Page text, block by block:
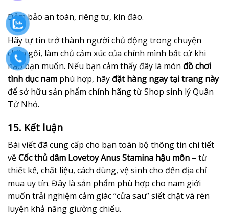
Đảm bảo an toàn, riêng tư, kín đáo.
Hãy tự tin trở thành người chủ động trong chuyện
chăn gối, làm chủ cảm xúc của chính mình bất cứ khi
nào bạn muốn. Nếu bạn cảm thấy đây là món đồ chơi
tình dục nam phù hợp, hãyđặt hàng ngay tại trang này
để sở hữu sản phẩm chính hãng từ Shop sinh lý Quân
Tử Nhỏ.
15. Kết luận
Bài viết đã cung cấp cho bạn toàn bộ thông tin chi tiết
vềCốc thủ dâm Lovetoy Anus Stamina hậu môn – từ
thiết kế, chất liệu, cách dùng, vệ sinh cho đến địa chỉ
mua uy tín. Đây là sản phẩm phù hợp cho nam giới
muốn trải nghiệm cảm giác “cửa sau” siết chặt và rèn
luyện khả năng giường chiếu.